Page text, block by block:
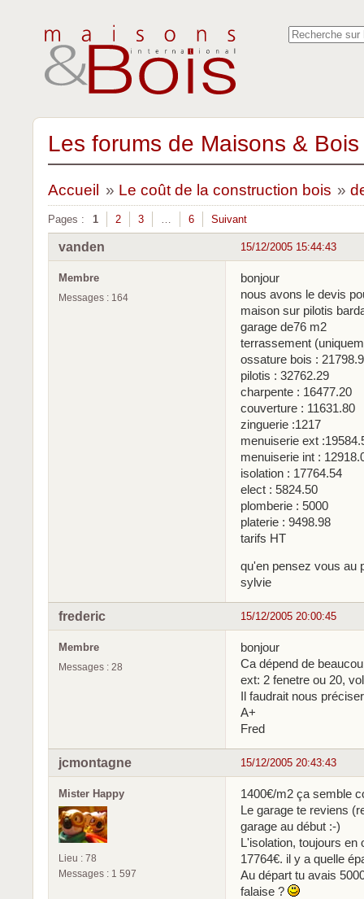
Les forums de Maisons &
Accueil » Le coût de la construction bois »
Pages : 1 2 3 … 6 Suivant
15/12/2005 15:44:43
vanden
Membre
Messages : 164
bonjour
nous avons le devis
maison sur pilotis
garage de76 m2
terrassement
ossature bois :
pilotis : 32762.29
charpente : 16477.20
couverture : 11631.80
zinguerie :1217
menuiserie ext
menuiserie int :
isolation : 17764.54
elect : 5824.50
plomberie : 5000
platerie : 9498.98
tarifs HT
qu'en pensez vous au
sylvie
15/12/2005 20:00:45
frederic
Membre
Messages : 28
bonjour
Ca dépend de
ext: 2 fenetre ou 20,
Il faudrait nous
A+
Fred
15/12/2005 20:43:43
jcmontagne
Mister Happy
Lieu : 78
Messages : 1 597
1400€/m2 ça semble
Le garage te reviens
garage au début :-)
L'isolation, toujours en
17764€. il y a quelle
Au départ tu avais
falaise ?